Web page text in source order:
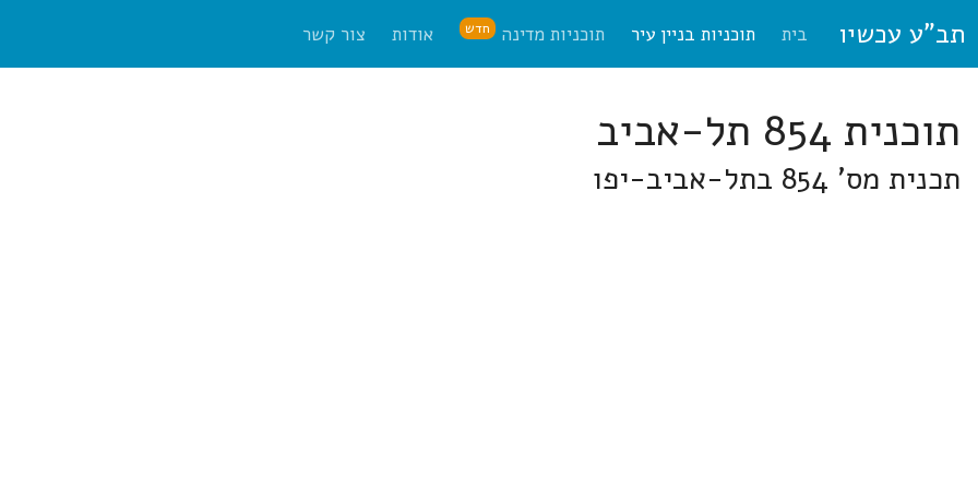
תב"ע עכשיו בית תוכניות בניין עיר תוכניות מדינה חדש אודות צור קשר
תוכנית 854 תל-אביב
תכנית מס' 854 בתל-אביב-יפו